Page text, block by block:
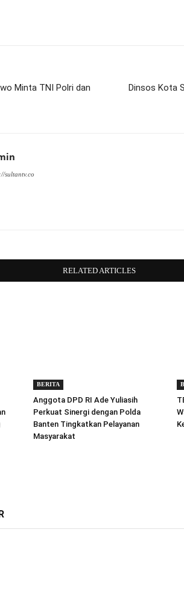
Minta TNI Polri dan
Dinsos Kota
sultantv.co
RELATED ARTICLES
BERITA
Anggota DPD RI Ade Yuliasih
Perkuat Sinergi dengan Polda
Banten Tingkatkan Pelayanan
Masyarakat